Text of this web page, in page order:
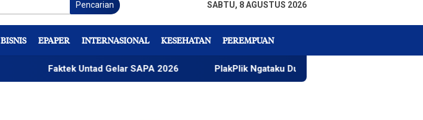
Pencarian SABTU, 8 AGUSTUS 2026
BISNIS EPAPER INTERNASIONAL KESEHATAN PEREMPUAN
Faktek Untad Gelar SAPA 2026 PlakPlik Ngataku Dukung Taufik Ismail Raih Nobel Sastra